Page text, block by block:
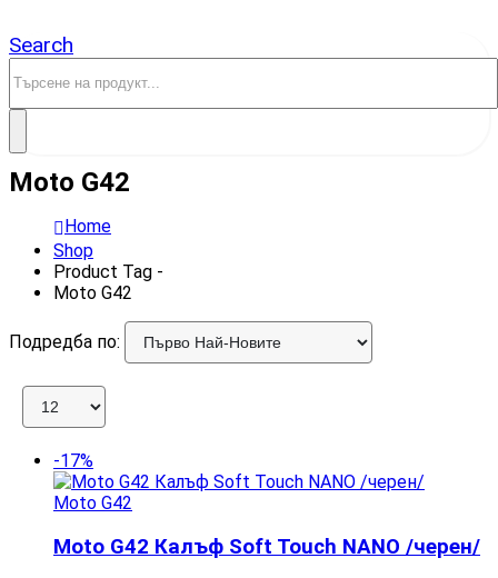
Search
Moto G42
Home
Shop
Product Tag -
Moto G42
Подредба по:
-17%
Moto G42
Moto G42 Калъф Soft Touch NANO /черен/